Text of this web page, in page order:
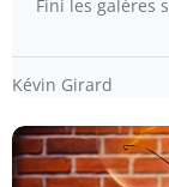
Fini les galères
Kévin Girard